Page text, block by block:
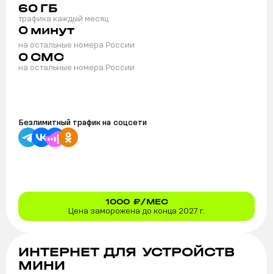
60 ГБ
трафика каждый месяц
0 минут
на остальные номера России
0 СМС
на остальные номера России
Безлимитный трафик на соцсети
1000 ₽/МЕС
Цена заморожена до конца 2027 г.
ИНТЕРНЕТ ДЛЯ УСТРОЙСТВ
МИНИ